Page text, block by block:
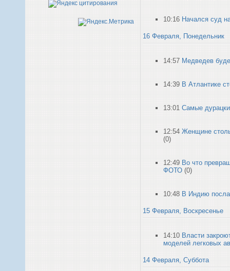
10:16 Начался суд
16 Февраля, Понедельник
14:57 Медведев
14:39 В Атлантике
13:01 Самые
12:54 Женщине
(0)
12:49 Во что
ФОТО (0)
10:48 В Индию
15 Февраля, Воскресенье
14:10 Власти
моделей легковых
14 Февраля, Суббота